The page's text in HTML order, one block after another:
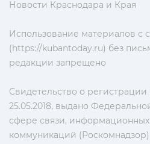
Новости Краснодара и Края
Использование материалов с
(https://kubantoday.ru) без
редакции запрещено
Свидетельство о
25.05.2018, выдано
сфере связи,
коммуникаций (Роскомнадзор)